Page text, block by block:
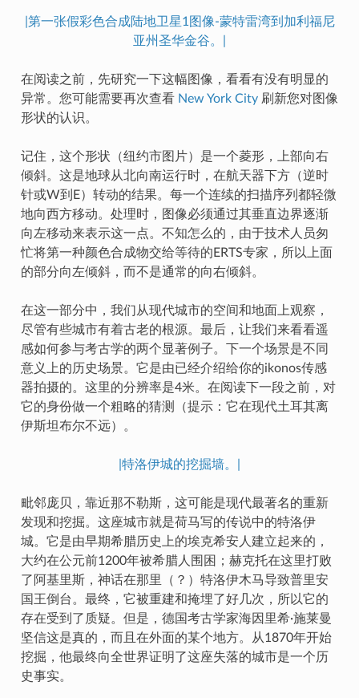
|第一张假彩色合成陆地卫星1图像-蒙特雷湾到加利福尼
亚州圣华金谷。|
在阅读之前，先研究一下这幅图像，看看有没有明显的
异常。您可能需要再次查看 New York City刷新您对图像
形状的认识。
记住，这个形状（纽约市图片）是一个菱形，上部向右
倾斜。这是地球从北向南运行时，在航天器下方（逆时
针或W到E）转动的结果。每一个连续的扫描序列都轻微
地向西方移动。处理时，图像必须通过其垂直边界逐渐
向左移动来表示这一点。不知怎么的，由于技术人员匆
忙将第一种颜色合成物交给等待的ERTS专家，所以上面
的部分向左倾斜，而不是通常的向右倾斜。
在这一部分中，我们从现代城市的空间和地面上观察，
尽管有些城市有着古老的根源。最后，让我们来看看遥
感如何参与考古学的两个显著例子。下一个场景是不同
意义上的历史场景。它是由已经介绍给你的ikonos传感
器拍摄的。这里的分辨率是4米。在阅读下一段之前，对
它的身份做一个粗略的猜测（提示：它在现代土耳其离
伊斯坦布尔不远）。
|特洛伊城的挖掘墙。|
毗邻庞贝，靠近那不勒斯，这可能是现代最著名的重新
发现和挖掘。这座城市就是荷马写的传说中的特洛伊
城。它是由早期希腊历史上的埃克希安人建立起来的，
大约在公元前1200年被希腊人围困；赫克托在这里打败
了阿基里斯，神话在那里（？）特洛伊木马导致普里安
国王倒台。最终，它被重建和掩埋了好几次，所以它的
存在受到了质疑。但是，德国考古学家海因里希·施莱曼
坚信这是真的，而且在外面的某个地方。从1870年开始
挖掘，他最终向全世界证明了这座失落的城市是一个历
史事实。